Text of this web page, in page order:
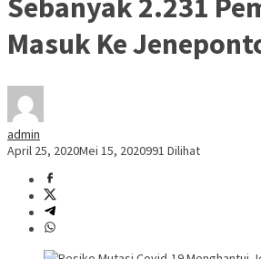
Masuk Ke
admin
April 25, 2020Mei 15, 2020991 Dilihat